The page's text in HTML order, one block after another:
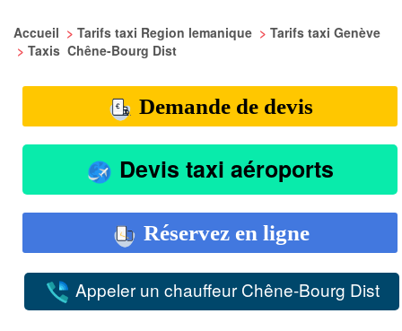
Accueil > Tarifs taxi Region lemanique > Tarifs taxi Genève
> Taxis Chêne-Bourg Dist
Demande de devis
Devis taxi aéroports
Réservez en ligne
Appeler un chauffeur Chêne-Bourg Dist